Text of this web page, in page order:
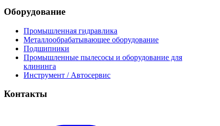
Оборудование
Промышленная гидравлика
Металлообрабатывающее оборудование
Подшипники
Промышленные пылесосы и оборудование для
клининга
Инструмент / Автосервис
Контакты